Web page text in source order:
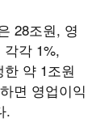
28조원, 영
각 1%,
약 1조원
면 영업이익
.